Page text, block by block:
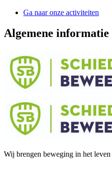
Ga naar onze activiteiten
Algemene informatie
Wij brengen beweging in het leven